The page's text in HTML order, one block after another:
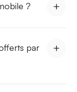
?
par